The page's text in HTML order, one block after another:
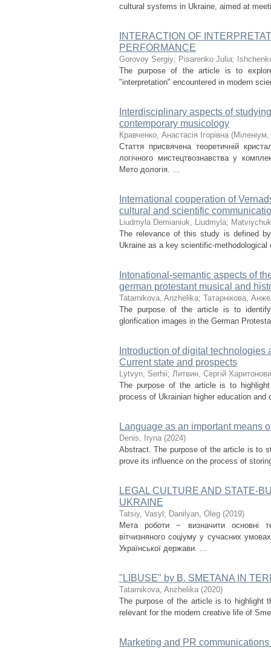
cultural systems in Ukraine, aimed at
INTERACTION OF
PERFORMANCE
Gorovoy Sergiy; Pisarenko Julia;
The purpose of the article is to
"interpretation" encountered in modern
Interdisciplinary aspects of
contemporary musicology
Кравченко, Анастасія Ігорівна (Міленіум,
Cтаття присвячена теоретичній
логічного мистецтвознавства у
Мето дологія. ...
International cooperation of
cultural and scientific
Liudmyla Demianiuk, Liudmyla;
The relevance of this study is defined
Ukraine as a key scientific-
Intonational-semantic aspects of
german protestant musical and
Tatarnikova, Anzhelika; Татарнікова,
The purpose of the article is to
glorification images in the German
Introduction of digital
Current state and prospects
Lytvyn, Serhii; Литвин, Сергій
The purpose of the article is to
process of Ukrainian higher education
Language as an important means
Denis, Iryna (2024)
Abstract. The purpose of the article is to
prove its influence on the process of
LEGAL CULTURE AND STATE-
UKRAINE
Tatsiy, Vasyl ; Danilyan, Oleg (2019)
Мета роботи − визначити основні
вітчизняного соціуму у сучасних
Української держави. ...
"LIBUSE" by B. SMETANA IN
Tatarnikova, Anzhelika (2020)
The purpose of the article is to highlight
relevant for the modern creative life of
Marketing and PR